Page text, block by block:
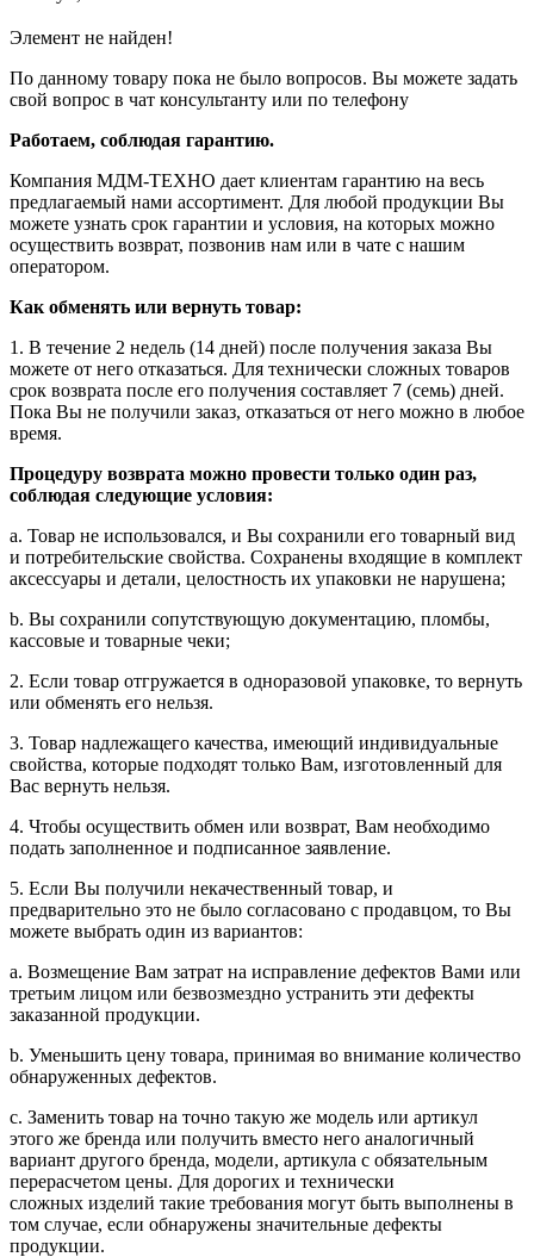
Элемент не найден!
По данному товару пока не было вопросов. Вы можете задать
свой вопрос в чат консультанту или по телефону
Работаем, соблюдая гарантию.
Компания МДМ-ТЕХНО дает клиентам гарантию на весь
предлагаемый нами ассортимент. Для любой продукции Вы
можете узнать срок гарантии и условия, на которых можно
осуществить возврат, позвонив нам или в чате с нашим
оператором.
Как обменять или вернуть товар:
1. В течение 2 недель (14 дней) после получения заказа Вы
можете от него отказаться. Для технически сложных товаров
срок возврата после его получения составляет 7 (семь) дней.
Пока Вы не получили заказ, отказаться от него можно в любое
время.
Процедуру возврата можно провести только один раз,
соблюдая следующие условия:
a. Товар не использовался, и Вы сохранили его товарный вид
и потребительские свойства. Сохранены входящие в комплект
аксессуары и детали, целостность их упаковки не нарушена;
b. Вы сохранили сопутствующую документацию, пломбы,
кассовые и товарные чеки;
2. Если товар отгружается в одноразовой упаковке, то вернуть
или обменять его нельзя.
3. Товар надлежащего качества, имеющий индивидуальные
свойства, которые подходят только Вам, изготовленный для
Вас вернуть нельзя.
4. Чтобы осуществить обмен или возврат, Вам необходимо
подать заполненное и подписанное заявление.
5. Если Вы получили некачественный товар, и
предварительно это не было согласовано с продавцом, то Вы
можете выбрать один из вариантов:
a. Возмещение Вам затрат на исправление дефектов Вами или
третьим лицом или безвозмездно устранить эти дефекты
заказанной продукции.
b. Уменьшить цену товара, принимая во внимание количество
обнаруженных дефектов.
c. Заменить товар на точно такую же модель или артикул
этого же бренда или получить вместо него аналогичный
вариант другого бренда, модели, артикула с обязательным
перерасчетом цены. Для дорогих и технически
сложных изделий такие требования могут быть выполнены в
том случае, если обнаружены значительные дефекты
продукции.